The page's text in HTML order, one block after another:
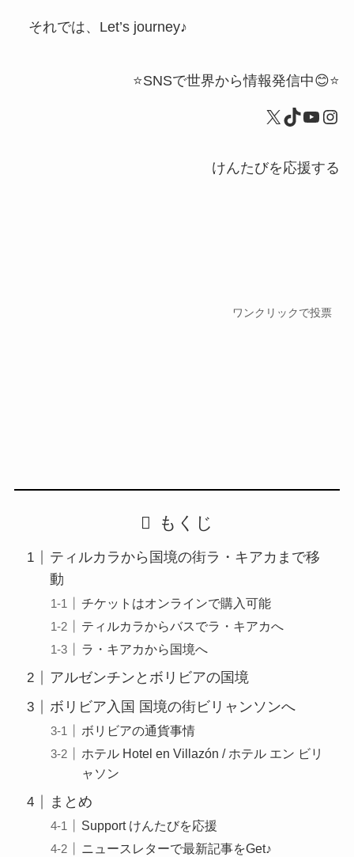
それでは、Let’s journey♪
⭐️SNSで世界から情報発信中😊⭐️
X TikTok
けんたびを応援する
ワンクリックで投票
もくじ
ティルカラから国境の街ラ・キアカまで移
動
チケットはオンラインで購入可能
ティルカラからバスでラ・キアカへ
ラ・キアカから国境へ
アルゼンチンとボリビアの国境
ボリビア入国 国境の街ビリャンソンへ
ボリビアの通貨事情
ホテル Hotel en Villazón / ホテル エン ビリ
ャソン
まとめ
Support けんたびを応援
ニュースレターで最新記事をGet♪